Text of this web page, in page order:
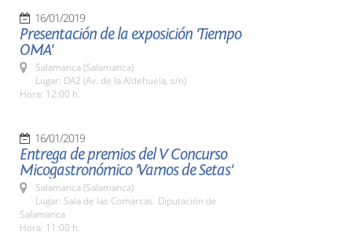
16/01/2019
Presentación de la exposición 'Tiempo
OMA'
Salamanca (Salamanca)
Lugar: DA2 (Av. de la Aldehuela, s/n)
Hora: 12:00 h.
16/01/2019
Entrega de premios del V Concurso
Micogastronómico 'Vamos de Setas'
Salamanca (Salamanca)
Lugar: Sala de las Comarcas. Diputación de
Salamanca
Hora: 11:00 h.